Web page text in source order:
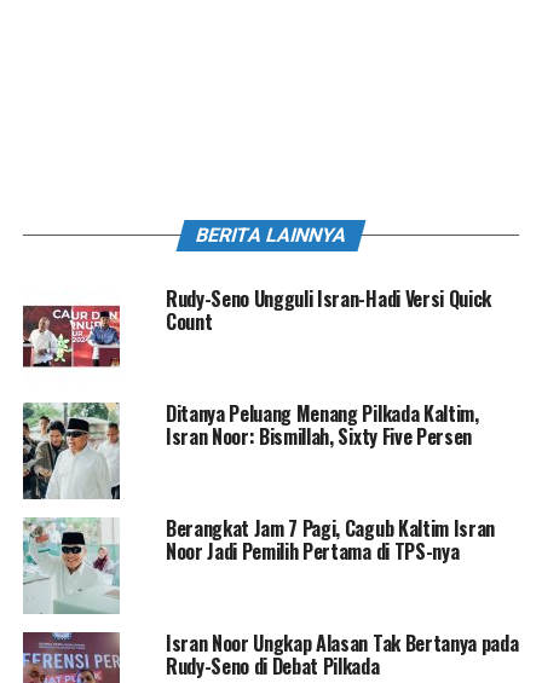
BERITA LAINNYA
Rudy-Seno Ungguli Isran-Hadi Versi Quick
Count
Ditanya Peluang Menang Pilkada Kaltim,
Isran Noor: Bismillah, Sixty Five Persen
Berangkat Jam 7 Pagi, Cagub Kaltim Isran
Noor Jadi Pemilih Pertama di TPS-nya
Isran Noor Ungkap Alasan Tak Bertanya pada
Rudy-Seno di Debat Pilkada